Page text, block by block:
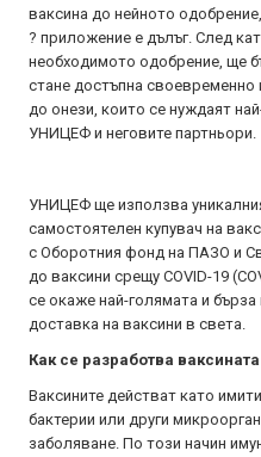
ваксина до нейното
? приложение е дълъг. След
необходимото одобрение, ще
стане достъпна своевременно
до онези, които се нуждаят
УНИЦЕФ и неговите партньори.
УНИЦЕФ ще използва
самостоятелен купувач на
с Оборотния фонд на ПАЗО и
до ваксини срещу COVID-19
се окаже най-голямата и
доставка на ваксини в света.
Как се разработва
Ваксините действат като
бактерии или други
заболяване. По този начин